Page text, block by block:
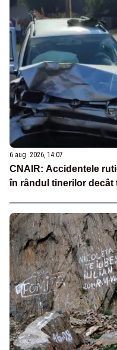
6 aug. 2026, 14:07
CNAIR: Accidentele
în rândul tinerilor